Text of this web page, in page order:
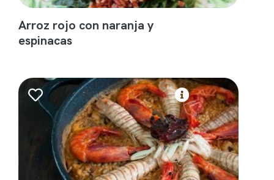
Arroz rojo con naranja y
espinacas